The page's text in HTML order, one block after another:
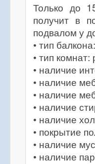
Только до
получит в
подвалом у
• тип
• тип
• наличие
• наличие
• наличие
• наличие
• наличие
• покрытие
• наличие
• наличие